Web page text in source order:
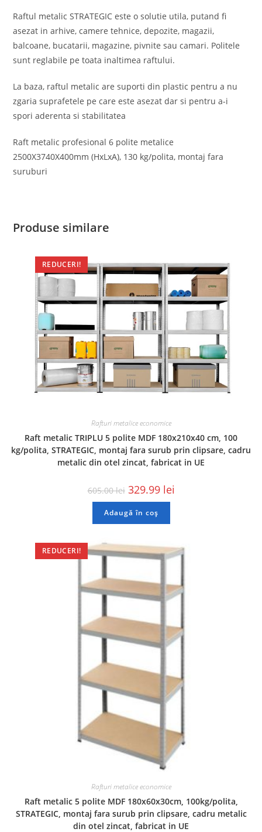
Raftul metalic STRATEGIC este o solutie utila, putand fi
asezat in arhive, camere tehnice, depozite, magazii,
balcoane, bucatarii, magazine, pivnite sau camari. Politele
sunt reglabile pe toata inaltimea raftului.
La baza, raftul metalic are suporti din plastic pentru a nu
zgaria suprafetele pe care este asezat dar si pentru a-i
spori aderenta si stabilitatea
Raft metalic profesional 6 polite metalice
2500X3740X400mm (HxLxA), 130 kg/polita, montaj fara
suruburi
Produse similare
REDUCERI!
Rafturi metalice economice
Raft metalic TRIPLU 5 polite MDF 180x210x40 cm, 100
kg/polita, STRATEGIC, montaj fara surub prin clipsare, cadru
metalic din otel zincat, fabricat in UE
605.00lei 329.99 lei
Adaugă în coș
REDUCERI!
Rafturi metalice economice
Raft metalic 5 polite MDF 180x60x30cm, 100kg/polita,
STRATEGIC, montaj fara surub prin clipsare, cadru metalic
din otel zincat, fabricat in UE